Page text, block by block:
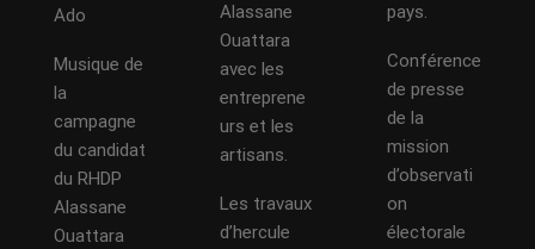
Ado
Musique de
la
campagne
du candidat
du RHDP
Alassane
Ouattara
Alassane
Ouattara
avec les
entreprene
urs et les
artisans.
Les travaux
d’hercule
pays.
Conférence
de presse
de la
mission
d’observati
on
électorale